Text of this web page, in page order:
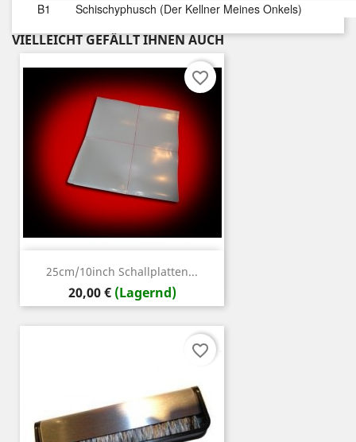
B1
Schischyphusch (Der Kellner Meines Onkels)
VIELLEICHT GEFÄLLT IHNEN AUCH
25cm/10inch Schallplatten...
Preis
20,00 € (Lagernd)
favorite_border
favorite_border